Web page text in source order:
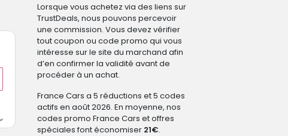
Lorsque vous achetez via des liens sur
TrustDeals, nous pouvons percevoir
une commission. Vous devez vérifier
tout coupon ou code promo qui vous
intéresse sur le site du marchand afin
d’en confirmer la validité avant de
procéder à un achat.
France Cars a 5 réductions et 5 codes
actifs en août 2026. En moyenne, nos
codes promo France Cars et offres
spéciales font économiser 21€.